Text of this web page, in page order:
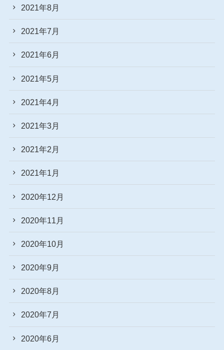
2021年8月
2021年7月
2021年6月
2021年5月
2021年4月
2021年3月
2021年2月
2021年1月
2020年12月
2020年11月
2020年10月
2020年9月
2020年8月
2020年7月
2020年6月